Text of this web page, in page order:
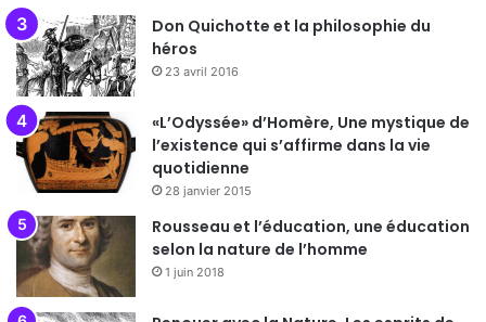
Don Quichotte et la philosophie du
héros
23 avril 2016
«L’Odyssée» d’Homère, Une mystique de
l’existence qui s’affirme dans la vie
quotidienne
28 janvier 2015
Rousseau et l’éducation, une éducation
selon la nature de l’homme
1 juin 2018